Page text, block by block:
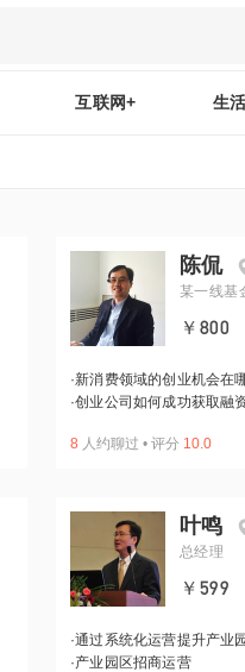
互联网+ 生
陈侃
某一线基
￥800
·新消费领域的创业机会在
·创业公司如何成功获取融
8 人约聊过 • 评分 10.0
叶鸣
总经理
￥599
·通过系统化运营提升产业
·产业园区招商运营